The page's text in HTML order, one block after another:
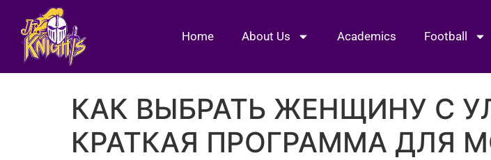
Home About Us Academics Football
КАК ВЫБРАТЬ ЖЕНЩИНУ С
КРАТКАЯ ПРОГРАММА ДЛЯ